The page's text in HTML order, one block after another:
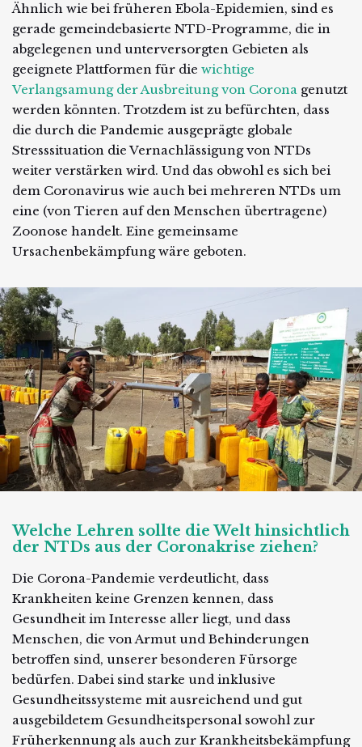
Ähnlich wie bei früheren Ebola-Epidemien, sind es
gerade gemeindebasierte NTD-Programme, die in
abgelegenen und unterversorgten Gebieten als
geeignete Plattformen für die wichtige
Verlangsamung der Ausbreitung von Corona genutzt
werden könnten. Trotzdem ist zu befürchten, dass
die durch die Pandemie ausgeprägte globale
Stresssituation die Vernachlässigung von NTDs
weiter verstärken wird. Und das obwohl es sich bei
dem Coronavirus wie auch bei mehreren NTDs um
eine (von Tieren auf den Menschen übertragene)
Zoonose handelt. Eine gemeinsame
Ursachenbekämpfung wäre geboten.
Welche Lehren sollte die Welt hinsichtlich
der NTDs aus der Coronakrise ziehen?
Die Corona-Pandemie verdeutlicht, dass
Krankheiten keine Grenzen kennen, dass
Gesundheit im Interesse aller liegt, und dass
Menschen, die von Armut und Behinderungen
betroffen sind, unserer besonderen Fürsorge
bedürfen. Dabei sind starke und inklusive
Gesundheitssysteme mit ausreichend und gut
ausgebildetem Gesundheitspersonal sowohl zur
Früherkennung als auch zur Krankheitsbekämpfung